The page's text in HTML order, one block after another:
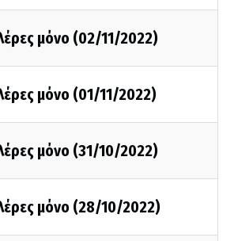
μόνο (02/11/2022)
μόνο (01/11/2022)
μόνο (31/10/2022)
μόνο (28/10/2022)